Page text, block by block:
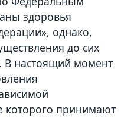
здоровья
однако,
до сих
настоящий момент
которого принимают